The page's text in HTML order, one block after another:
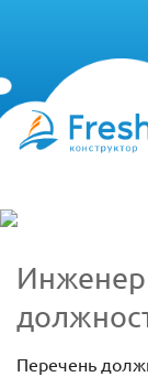
Инженер
Перечень